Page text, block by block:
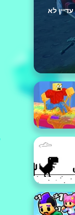
Parking Fury 3D: Bounty Hunter עדיין לא